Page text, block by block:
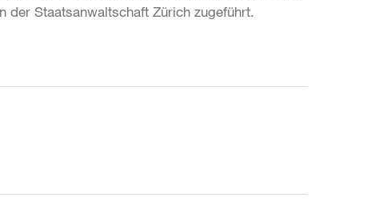
der Staatsanwaltschaft Zürich zugeführt.